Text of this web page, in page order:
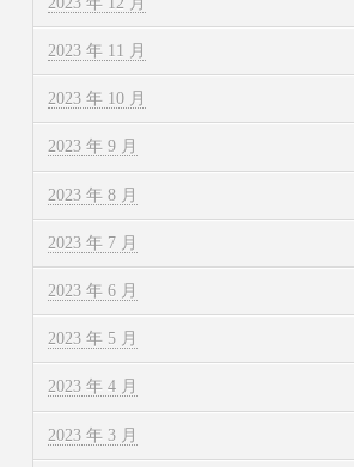
2023 年 11 月
2023 年 10 月
2023 年 9 月
2023 年 8 月
2023 年 7 月
2023 年 6 月
2023 年 5 月
2023 年 4 月
2023 年 3 月